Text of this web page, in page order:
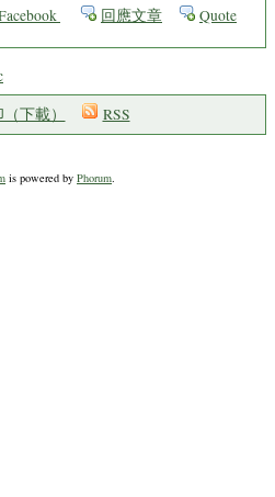
回應文章 Quote
下載）
RSS
is powered by Phorum.